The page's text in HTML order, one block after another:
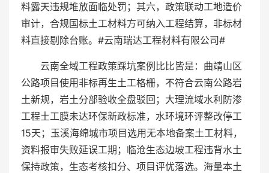
料露天违规堆放面临处罚；其六，政策联动工地造价
审计，合规国标土工材料方可纳入工程结算，非标材
料直接剔除台账。#云南瑞达工程材料有限公司#
云南全域工程政策踩坑案例比比皆是：曲靖山区
公路项目使用非标再生土工格栅，不符合云南公路岩
土新规，岩土分部验收全盘驳回；大理流域水利防渗
工程土工膜未达环保新政标准，水环境环评整改停工
15天；玉溪海绵城市项目选用无本地备案土工材料，
资料报审失败延误工期；临沧生态边坡工程违背水土
保持政策，生态考核扣分、项目评优落选。海量本土